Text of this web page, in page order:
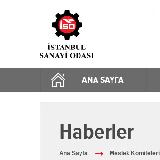
ANA SAYFA
Haberler
Ana Sayfa Meslek Komiteleri